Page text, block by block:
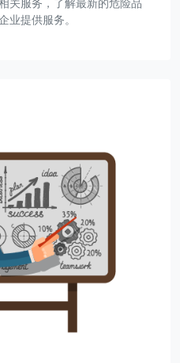
关服务，了解最新的危险品
业提供服务。